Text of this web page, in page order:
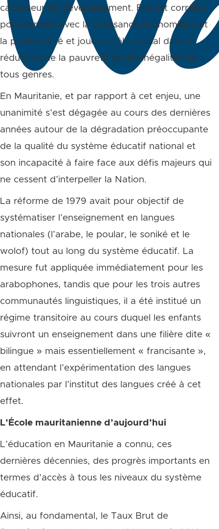
catalyseur du développement. Elle est corrélée
positivement avec la croissance économique et
la productivité et joue un rôle crucial dans la
réduction de la pauvreté et des inégalités de
tous genres.
En Mauritanie, et par rapport à cet enjeu, une
unanimité s’est dégagée au cours des dernières
années autour de la dégradation préoccupante
de la qualité du système éducatif national et
son incapacité à faire face aux défis majeurs qui
ne cessent d’interpeller la Nation.
La réforme de 1979 avait pour objectif de
systématiser l’enseignement en langues
nationales (l’arabe, le poular, le soniké et le
wolof) tout au long du système éducatif. La
mesure fut appliquée immédiatement pour les
arabophones, tandis que pour les trois autres
communautés linguistiques, il a été institué un
régime transitoire au cours duquel les enfants
suivront un enseignement dans une filière dite «
bilingue » mais essentiellement « francisante »,
en attendant l’expérimentation des langues
nationales par l’institut des langues créé à cet
effet.
L’École mauritanienne d’aujourd’hui
L’éducation en Mauritanie a connu, ces
dernières décennies, des progrès importants en
termes d’accès à tous les niveaux du système
éducatif.
Ainsi, au fondamental, le Taux Brut de